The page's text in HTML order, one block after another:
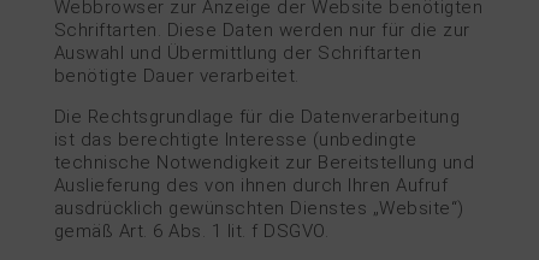
Webbrowser zur Anzeige der Website benötigten
Schriftarten. Diese Daten werden nur für die zur
Auswahl und Übermittlung der Schriftarten
benötigte Dauer verarbeitet.
Die Rechtsgrundlage für die Datenverarbeitung
ist das berechtigte Interesse (unbedingte
technische Notwendigkeit zur Bereitstellung und
Auslieferung des von ihnen durch Ihren Aufruf
ausdrücklich gewünschten Dienstes „Website“)
gemäß Art. 6 Abs. 1 lit. f DSGVO.